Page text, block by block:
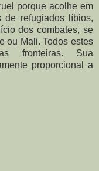
porque acolhe em
de refugiados líbios,
dos combates, se
ou Mali. Todos estes
fronteiras. Sua
proporcional a